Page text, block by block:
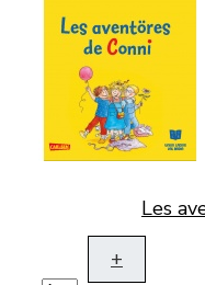
Les
+